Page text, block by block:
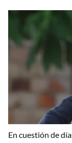
En cuestión de